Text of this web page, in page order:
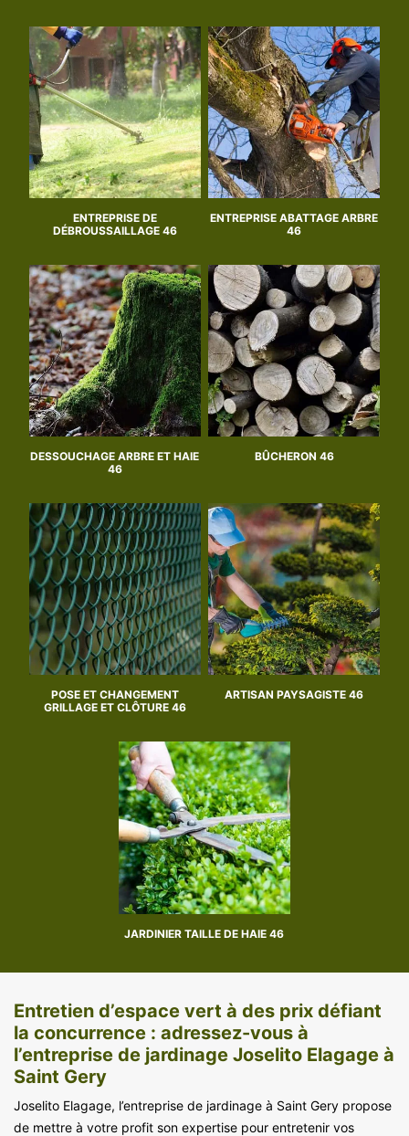
ENTREPRISE DE
DÉBROUSSAILLAGE 46
ENTREPRISE ABATTAGE ARBRE
46
DESSOUCHAGE ARBRE ET HAIE
46
BÛCHERON 46
POSE ET CHANGEMENT
GRILLAGE ET CLÔTURE 46
ARTISAN PAYSAGISTE 46
JARDINIER TAILLE DE HAIE 46
Entretien d’espace vert à des prix défiant
la concurrence : adressez-vous à
l’entreprise de jardinage Joselito Elagage à
Saint Gery
Joselito Elagage, l’entreprise de jardinage à Saint Gery propose
de mettre à votre profit son expertise pour entretenir vos